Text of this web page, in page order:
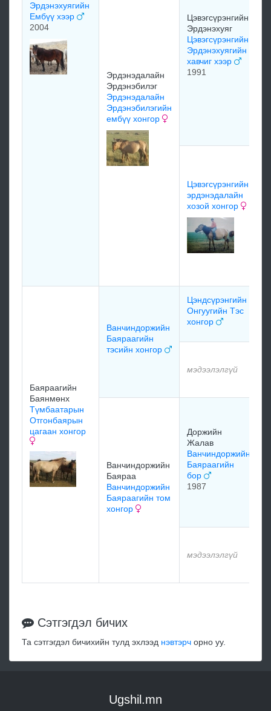
Эрдэнэхуягийн
Ембүү хээр
2004
Эрдэнэдалайн
Эрдэнэбилэг
Эрдэнэдалайн
Эрдэнэбилэгийн
ембүү хонгор
Цэвэгсүрэнгийн
Эрдэнэхуяг
Цэвэгсүрэнгийн
Эрдэнэхуягийн
хавчиг хээр
1991
Цэвэгсүрэнгийн
эрдэнэдалайн
хозой хонгор
Баяраагийн
Баянмөнх
Түмбаатарын
Отгонбаярын
цагаан хонгор
Ванчиндоржийн
Баяраагийн
тэсийн хонгор
Цэндсүрэнгийн
Онгуугийн Тэс
хонгор
мэдээлэлгүй
Ванчиндоржийн
Баяраа
Ванчиндоржийн
Баяраагийн том
хонгор
Доржийн
Жалав
Ванчиндоржийн
Баяраагийн
бор
1987
мэдээлэлгүй
Сэтгэгдэл бичих
Та сэтгэгдэл бичихийн тулд эхлээд нэвтэрч орно уу.
Ugshil.mn